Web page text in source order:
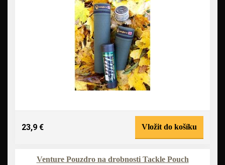
23,9 € Vložit do košíku
Venture Pouzdro na drobnosti Tackle Pouch